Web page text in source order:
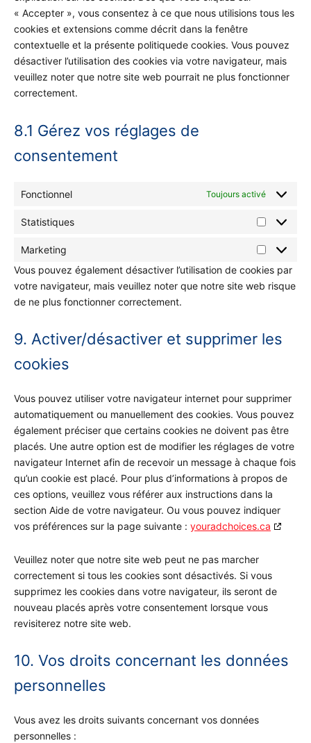
« Accepter », vous consentez à ce que nous utilisions tous les
cookies et extensions comme décrit dans la fenêtre
contextuelle et la présente politiquede cookies. Vous pouvez
désactiver l’utilisation des cookies via votre navigateur, mais
veuillez noter que notre site web pourrait ne plus fonctionner
correctement.
8.1 Gérez vos réglages de
consentement
Fonctionnel Toujours activé
Statistiques
Marketing
Vous pouvez également désactiver l’utilisation de cookies par
votre navigateur, mais veuillez noter que notre site web risque
de ne plus fonctionner correctement.
9. Activer/désactiver et supprimer les
cookies
Vous pouvez utiliser votre navigateur internet pour supprimer
automatiquement ou manuellement des cookies. Vous pouvez
également préciser que certains cookies ne doivent pas être
placés. Une autre option est de modifier les réglages de votre
navigateur Internet afin de recevoir un message à chaque fois
qu’un cookie est placé. Pour plus d’informations à propos de
ces options, veuillez vous référer aux instructions dans la
section Aide de votre navigateur. Ou vous pouvez indiquer
vos préférences sur la page suivante : youradchoices.ca
Veuillez noter que notre site web peut ne pas marcher
correctement si tous les cookies sont désactivés. Si vous
supprimez les cookies dans votre navigateur, ils seront de
nouveau placés après votre consentement lorsque vous
revisiterez notre site web.
10. Vos droits concernant les données
personnelles
Vous avez les droits suivants concernant vos données
personnelles :